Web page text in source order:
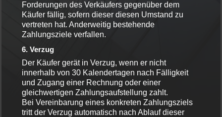
Forderungen des Verkäufers gegenüber dem
Käufer fällig, sofern dieser diesen Umstand zu
vertreten hat. Anderweitig bestehende
Zahlungsziele verfallen.
6. Verzug
Der Käufer gerät in Verzug, wenn er nicht
innerhalb von 30 Kalendertagen nach Fälligkeit
und Zugang einer Rechnung oder einer
gleichwertigen Zahlungsaufstellung zahlt.
Bei Vereinbarung eines konkreten Zahlungsziels
tritt der Verzug automatisch nach Ablauf dieser